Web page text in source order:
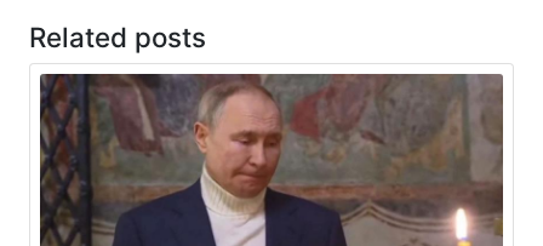
Related posts